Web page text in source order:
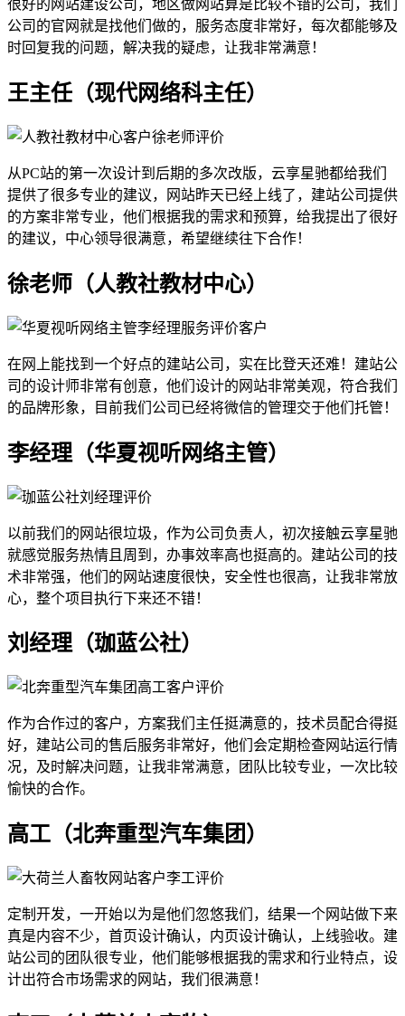
很好的网站建设公司，地区做网站算是比较不错的公司，我们
公司的官网就是找他们做的，服务态度非常好，每次都能够及
时回复我的问题，解决我的疑虑，让我非常满意！
王主任（现代网络科主任）
从PC站的第一次设计到后期的多次改版，云享星驰都给我们
提供了很多专业的建议，网站昨天已经上线了，建站公司提供
的方案非常专业，他们根据我的需求和预算，给我提出了很好
的建议，中心领导很满意，希望继续往下合作！
徐老师（人教社教材中心）
在网上能找到一个好点的建站公司，实在比登天还难！建站公
司的设计师非常有创意，他们设计的网站非常美观，符合我们
的品牌形象，目前我们公司已经将微信的管理交于他们托管！
李经理（华夏视听网络主管）
以前我们的网站很垃圾，作为公司负责人，初次接触云享星驰
就感觉服务热情且周到，办事效率高也挺高的。建站公司的技
术非常强，他们的网站速度很快，安全性也很高，让我非常放
心，整个项目执行下来还不错！
刘经理（珈蓝公社）
作为合作过的客户，方案我们主任挺满意的，技术员配合得挺
好，建站公司的售后服务非常好，他们会定期检查网站运行情
况，及时解决问题，让我非常满意，团队比较专业，一次比较
愉快的合作。
高工（北奔重型汽车集团）
定制开发，一开始以为是他们忽悠我们，结果一个网站做下来
真是内容不少，首页设计确认，内页设计确认，上线验收。建
站公司的团队很专业，他们能够根据我的需求和行业特点，设
计出符合市场需求的网站，我们很满意！